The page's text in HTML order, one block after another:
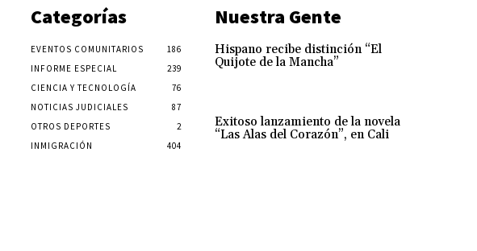
Categorías
EVENTOS COMUNITARIOS
186
INFORME ESPECIAL
239
CIENCIA Y TECNOLOGÍA
76
NOTICIAS JUDICIALES
87
OTROS DEPORTES
2
INMIGRACIÓN
404
Nuestra Gente
Hispano recibe distinción “El
Quijote de la Mancha”
Exitoso lanzamiento de la novela
“Las Alas del Corazón”, en Cali